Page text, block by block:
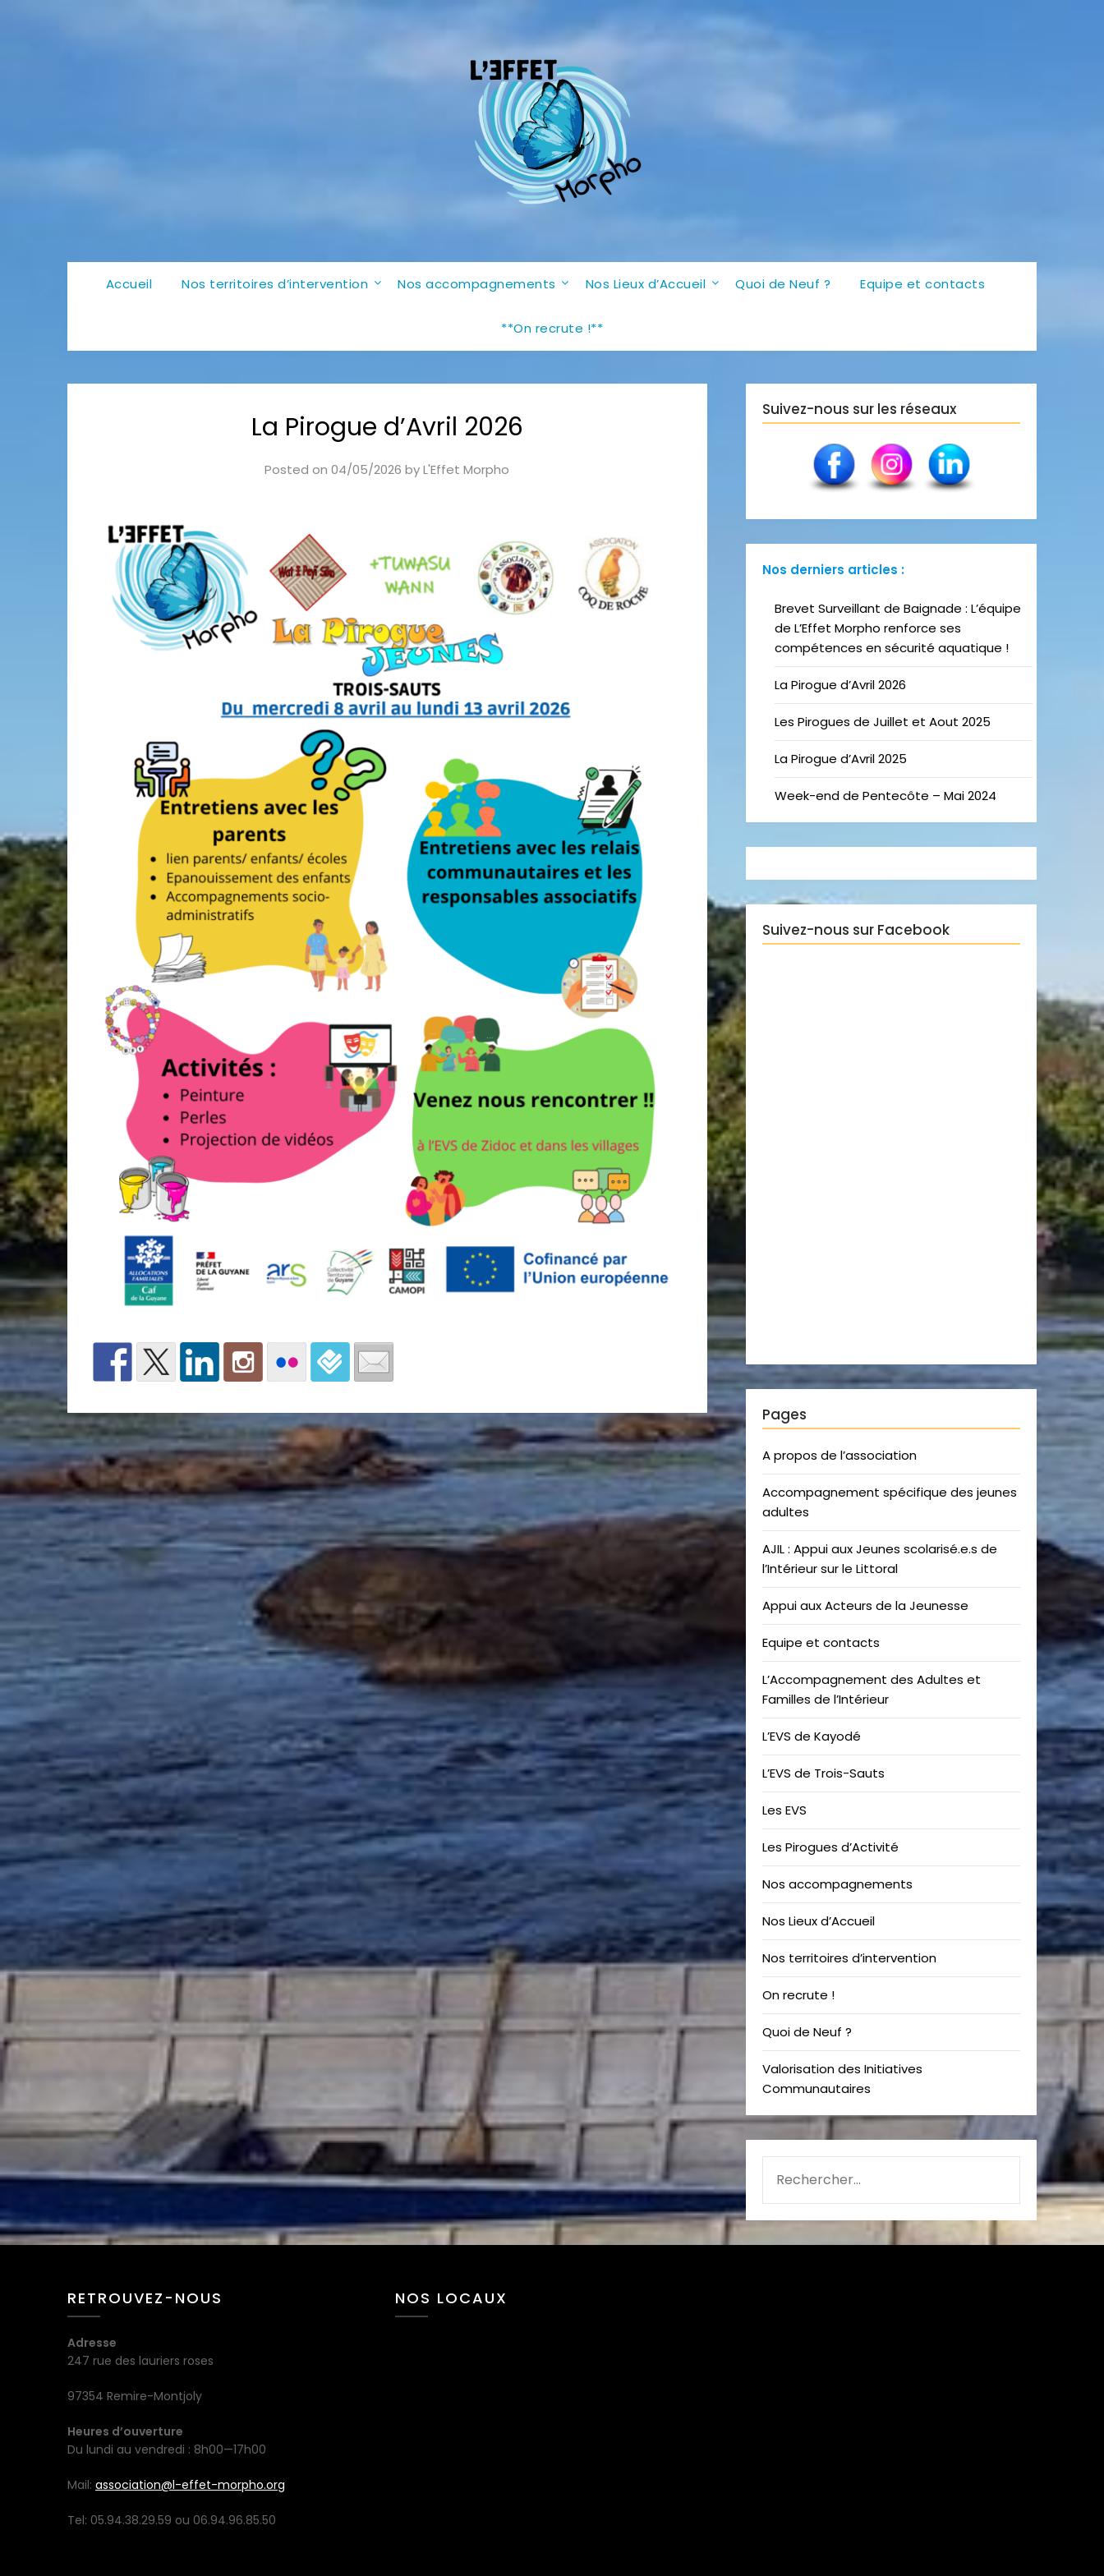
Accueil Nos territoires d’intervention Nos accompagnements Nos Lieux d’Accueil Quoi de Neuf ? Equipe et contacts
**On recrute !**
La Pirogue d’Avril 2026
Posted on04/05/2026 byL'Effet Morpho
Suivez-nous sur les réseaux
Nos derniers articles :
Brevet Surveillant de Baignade : L’équipe
de L’Effet Morpho renforce ses
compétences en sécurité aquatique !
La Pirogue d’Avril 2026
Les Pirogues de Juillet et Aout 2025
La Pirogue d’Avril 2025
Week-end de Pentecôte – Mai 2024
Suivez-nous sur Facebook
Pages
A propos de l’association
Accompagnement spécifique des jeunes
adultes
AJIL : Appui aux Jeunes scolarisé.e.s de
l’Intérieur sur le Littoral
Appui aux Acteurs de la Jeunesse
Equipe et contacts
L’Accompagnement des Adultes et
Familles de l’Intérieur
L’EVS de Kayodé
L’EVS de Trois-Sauts
Les EVS
Les Pirogues d’Activité
Nos accompagnements
Nos Lieux d’Accueil
Nos territoires d’intervention
On recrute !
Quoi de Neuf ?
Valorisation des Initiatives
Communautaires
RETROUVEZ-NOUS
Adresse
247 rue des lauriers roses
97354 Remire-Montjoly
Heures d’ouverture
Du lundi au vendredi : 8h00—17h00
Mail: association@l-effet-morpho.org
Tel: 05.94.38.29.59 ou 06.94.96.85.50
NOS LOCAUX